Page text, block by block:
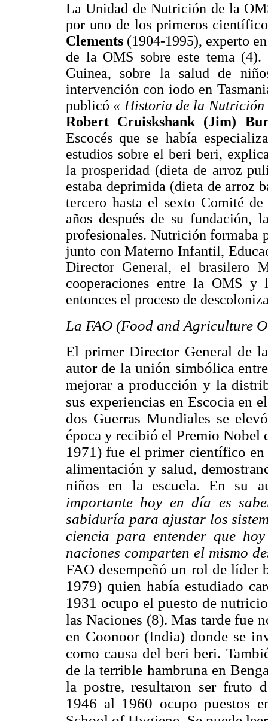
La Unidad de Nutrición de la
por uno de los primeros
Clements (1904-1995), experto
de la OMS sobre este tema (4).
Guinea, sobre la salud de
intervención con iodo en
publicó « Historia de la
Robert Cruiskshank (Jim)
Escocés que se había
estudios sobre el beri beri,
la prosperidad (dieta de arroz
estaba deprimida (dieta de arroz
tercero hasta el sexto Comité
años después de su fundación,
profesionales. Nutrición formaba
junto con Materno Infantil,
Director General, el brasilero
cooperaciones entre la OMS y
entonces el proceso de
La FAO (Food and Agriculture
El primer Director General de
autor de la unión simbólica
mejorar a producción y la
sus experiencias en Escocia en
dos Guerras Mundiales se
época y recibió el Premio Nobel
1971) fue el primer científico en
alimentación y salud,
niños en la escuela. En su
importante hoy en día es
sabiduría para ajustar los
ciencia para entender que
naciones comparten el mismo
FAO desempeñó un rol de líder
1979) quien había estudiado
1931 ocupo el puesto de
las Naciones (8). Mas tarde fue
en Coonoor (India) donde se
como causa del beri beri.
de la terrible hambruna en
la postre, resultaron ser fruto
1946 al 1960 ocupo puestos